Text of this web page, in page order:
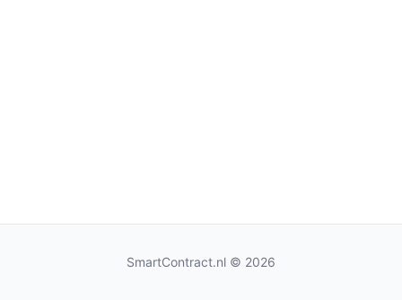
SmartContract.nl © 2026